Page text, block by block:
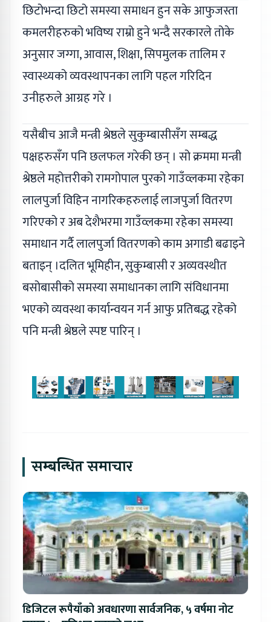
छिटोभन्दा छिटो समस्या समाधन हुन सके आफुजस्ता
कमलरीहरुको भविष्य राम्रो हुने भन्दै सरकारले तोके
अनुसार जग्गा, आवास, शिक्षा, सिपमुलक तालिम र
स्वास्थ्यको व्यवस्थापनका लागि पहल गरिदिन
उनीहरुले आग्रह गरे ।
यसैबीच आजै मन्त्री श्रेष्ठले सुकुम्बासीसँग सम्बद्ध
पक्षहरुसँग पनि छलफल गरेकी छन् । सो क्रममा मन्त्री
श्रेष्ठले महोत्तरीको रामगोपाल पुरको गाउँव्लकमा रहेका
लालपुर्जा विहिन नागरिकहरुलाई लाजपुर्जा वितरण
गरिएको र अब देशैभरमा गाउँव्लकमा रहेका समस्या
समाधान गर्दै लालपुर्जा वितरणको काम अगाडी बढाइने
बताइन् ।दलित भूमिहीन, सुकुम्बासी र अव्यवस्थीत
बसोबासीको समस्या समाधानका लागि संविधानमा
भएको व्यवस्था कार्यान्वयन गर्न आफु प्रतिबद्ध रहेको
पनि मन्त्री श्रेष्ठले स्पष्ट पारिन् ।
सम्बन्धित समाचार
डिजिटल रूपैयाँको अवधारणा सार्वजनिक, ५ वर्षमा नोट